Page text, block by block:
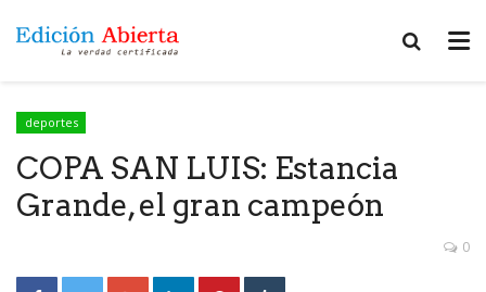
deportes
COPA SAN LUIS: Estancia
Grande, el gran campeón
0